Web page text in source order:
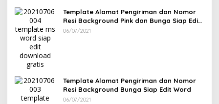
Template Alamat Pengiriman dan Nomor
Resi Background Pink dan Bunga Siap Edit
Word
06/07/2021
Template Alamat Pengiriman dan Nomor
Resi Background Bunga Siap Edit Word
06/07/2021